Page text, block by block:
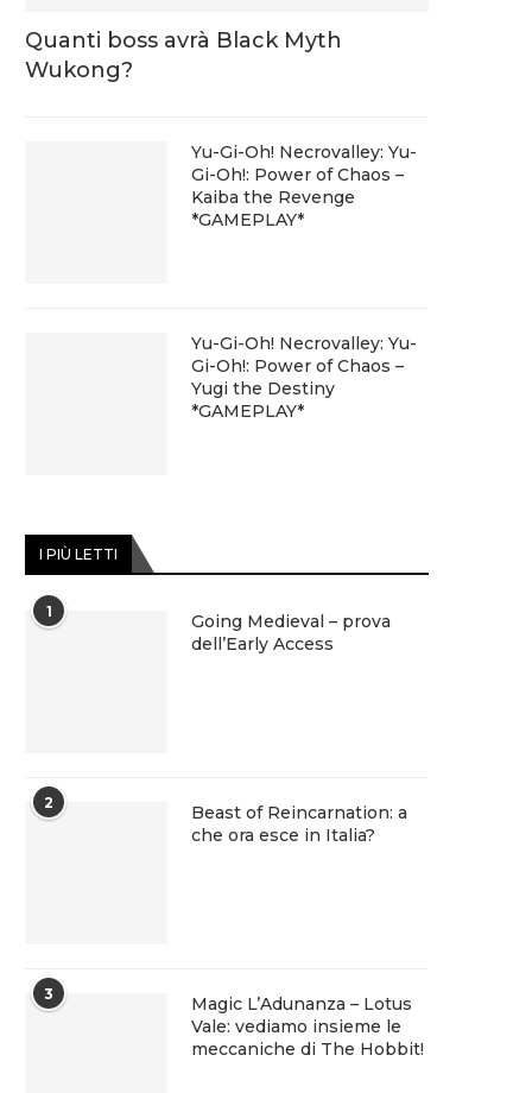
Quanti boss avrà Black Myth
Wukong?
Yu-Gi-Oh! Necrovalley: Yu-
Gi-Oh!: Power of Chaos –
Kaiba the Revenge
*GAMEPLAY*
Yu-Gi-Oh! Necrovalley: Yu-
Gi-Oh!: Power of Chaos –
Yugi the Destiny
*GAMEPLAY*
I PIÙ LETTI
1
Going Medieval – prova
dell’Early Access
2
Beast of Reincarnation: a
che ora esce in Italia?
3
Magic L’Adunanza – Lotus
Vale: vediamo insieme le
meccaniche di The Hobbit!